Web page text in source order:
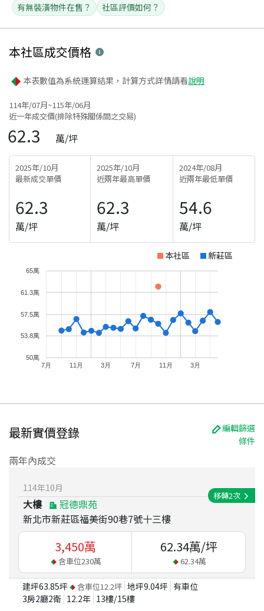
有無裝潢物件在售？
社區評價如何？
本社區成交價格
本表數值為系統運算結果，計算方式詳情請看說明
114年/07月~115年/06月
近一年成交價(排除特殊關係間之交易)
62.3 萬/坪
2025年/10月
最新成交單價
62.3
萬/坪
2025年/10月
近兩年最高單價
62.3
萬/坪
2024年/08月
近兩年最低單價
54.6
萬/坪
本社區 新莊區
7月 11月 3月 7月 11月 3月
50萬
53.8萬
57.5萬
61.3萬
65萬
最新實價登錄
編輯篩選
條件
兩年內成交
114年10月
大樓
冠德鼎苑
新北市新莊區福美街90巷7號十三樓
移轉2次
3,450萬
含車位230萬
62.34萬/坪
62.34萬
建坪63.85坪 含車位12.2坪 地坪9.04坪 有車位
3房2廳2衛 12.2年 13樓/15樓